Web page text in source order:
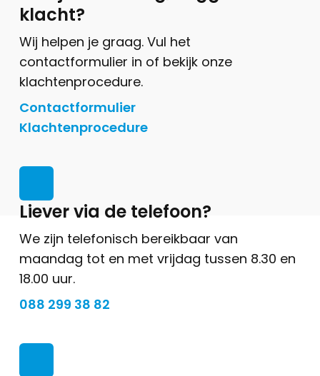
klacht?
Wij helpen je graag. Vul het
contactformulier in of bekijk onze
klachtenprocedure.
Contactformulier
Klachtenprocedure
Liever via de telefoon?
We zijn telefonisch bereikbaar van
maandag tot en met vrijdag tussen 8.30 en
18.00 uur.
088 299 38 82